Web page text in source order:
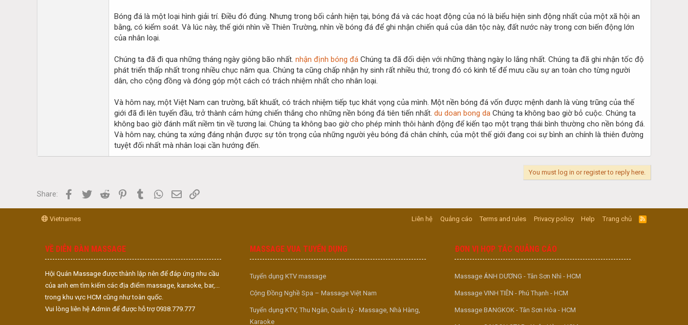
Bóng đá là một loại hình giải trí. Điều đó đúng. Nhưng trong bối cảnh hiện tại, bóng đá và các hoạt động của nó là biểu hiện sinh động nhất của một xã hội an
bằng, có kiểm soát. Và lúc này, thế giới nhìn về Thiên Trường, nhìn về bóng đá để ghi nhận chiến quả của dân tộc này, đất nước này trong cơn biến động lớn
của nhân loại.
Chúng ta đã đi qua những tháng ngày giông bão nhất. nhận định bóng đá Chúng ta đã đối diện với những thàng ngày lo lắng nhất. Chúng ta đã ghi nhận tốc độ
phát triển thấp nhất trong nhiều chục năm qua. Chúng ta cũng chấp nhận hy sinh rất nhiều thứ, trong đó có kinh tế để mưu cầu sự an toàn cho từng người
dân, cho cộng đồng và đóng góp một cách có trách nhiệm nhất cho nhân loại.
Và hôm nay, một Việt Nam can trường, bất khuất, có trách nhiệm tiếp tục khát vọng của mình. Một nền bóng đá vốn được mệnh danh là vùng trũng của thế
giới đã đi lên tuyến đầu, trở thành cảm hứng chiến thắng cho những nền bóng đá tiên tiến nhất. du doan bong da Chúng ta không bao giờ bỏ cuộc. Chúng ta
không bao giờ đánh mất niềm tin về tương lai. Chúng ta không bao giờ cho phép mình thôi hành động để kiến tạo một trạng thái bình thường cho nền bóng đá.
Và hôm nay, chúng ta xứng đáng nhận được sự tôn trọng của những người yêu bóng đá chân chính, của một thế giới đang coi sự bình an chính là thiên đường
tuyệt đối nhất mà nhân loại cần hướng đến.
You must log in or register to reply here.
Share: Facebook
Twitter Reddit PinterestTumblr WhatsApp
Email
Vietnames Liên hệ Quảng cáo Terms and rules Privacy policy Help Trang chủ
R
S
VỀ DIỄN ĐÀN MASSAGE
Hội Quán Massage được thành lập nên để đáp ứng nhu cầu
của anh em tìm kiếm các địa điểm massage, karaoke, bar,...
trong khu vực HCM cũng như toàn quốc.
Vui lòng liên hệ Admin để được hỗ trợ 0938.779.777
MASSAGE VUA TUYỂN DỤNG
Tuyển dụng KTV massage
Cộng Đồng Nghề Spa – Massage Việt Nam
Tuyển dụng KTV, Thu Ngân, Quản Lý - Massage, Nhà Hàng,
Karaoke
ĐƠN VỊ HỢP TÁC QUẢNG CÁO
Massage ÁNH DƯƠNG - Tân Sơn Nhì - HCM
Massage VINH TIÊN - Phú Thạnh - HCM
Massage BANGKOK - Tân Sơn Hòa - HCM